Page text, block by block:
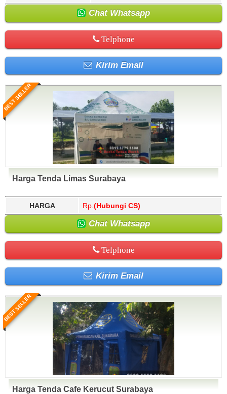
Chat Whatsapp
Telphone
Kirim Email
BEST SELLER
Harga Tenda Limas Surabaya
HARGA Rp. (Hubungi CS)
Chat Whatsapp
Telphone
Kirim Email
BEST SELLER
Harga Tenda Cafe Kerucut Surabaya